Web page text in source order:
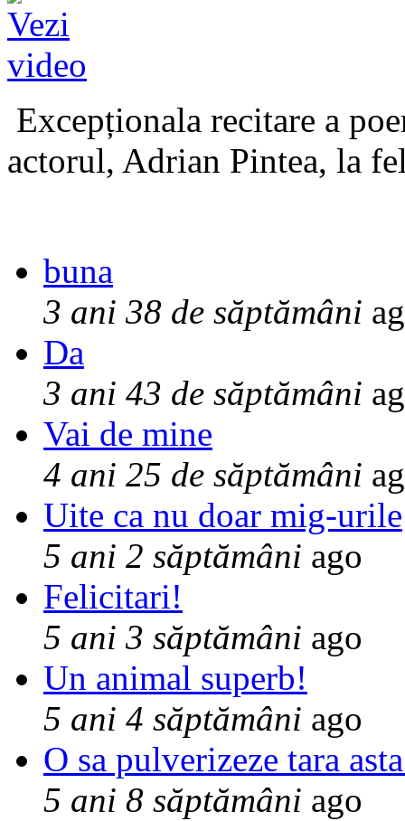
Excepționala recitare a
actorul, Adrian Pintea, la
buna
3 ani 38 de săptămâni
Da
3 ani 43 de săptămâni
Vai de mine
4 ani 25 de săptămâni
Uite ca nu doar mig-urile
5 ani 2 săptămâni ago
Felicitari!
5 ani 3 săptămâni ago
Un animal superb!
5 ani 4 săptămâni ago
O sa pulverizeze tara
5 ani 8 săptămâni ago